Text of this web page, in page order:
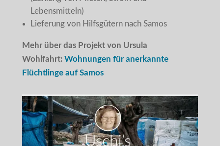
Lebensmitteln)
Lieferung von Hilfsgütern nach Samos
Mehr über das Projekt von Ursula
Wohlfahrt: Wohnungen für anerkannte
Flüchtlinge auf Samos